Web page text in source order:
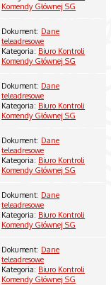
Komendy Głównej SG
Dokument: Dane
teleadresowe
Kategoria: Biuro Kontroli
Komendy Głównej SG
Dokument: Dane
teleadresowe
Kategoria: Biuro Kontroli
Komendy Głównej SG
Dokument: Dane
teleadresowe
Kategoria: Biuro Kontroli
Komendy Głównej SG
Dokument: Dane
teleadresowe
Kategoria: Biuro Kontroli
Komendy Głównej SG
Dokument: Dane
teleadresowe
Kategoria: Biuro Kontroli
Komendy Głównej SG